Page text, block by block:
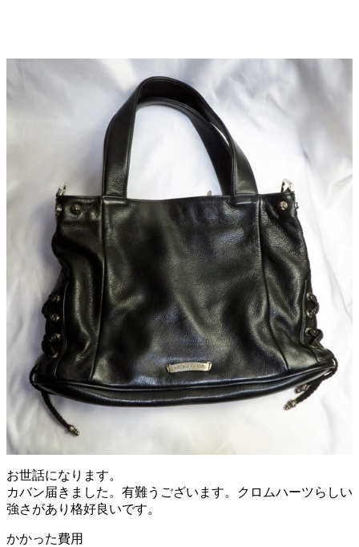
お世話になります。
カバン届きました。有難うございます。クロムハーツらしい
強さがあり格好良いです。
かかった費用